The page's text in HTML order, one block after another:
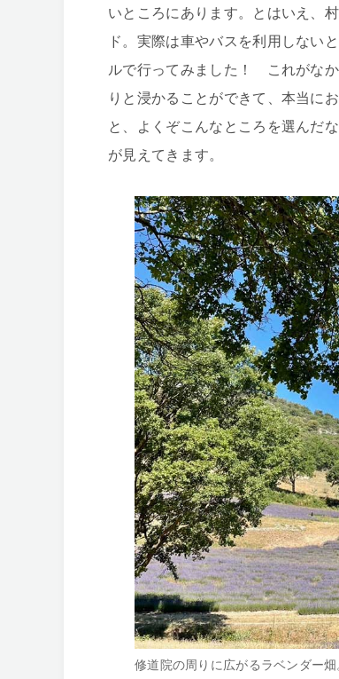
いところにあります。とはいえ、
ド。実際は車やバスを利用しない
ルで行ってみました！ これがな
りと浸かることができて、本当に
と、よくぞこんなところを選んだ
が見えてきます。
修道院の周りに広がるラベンダー畑